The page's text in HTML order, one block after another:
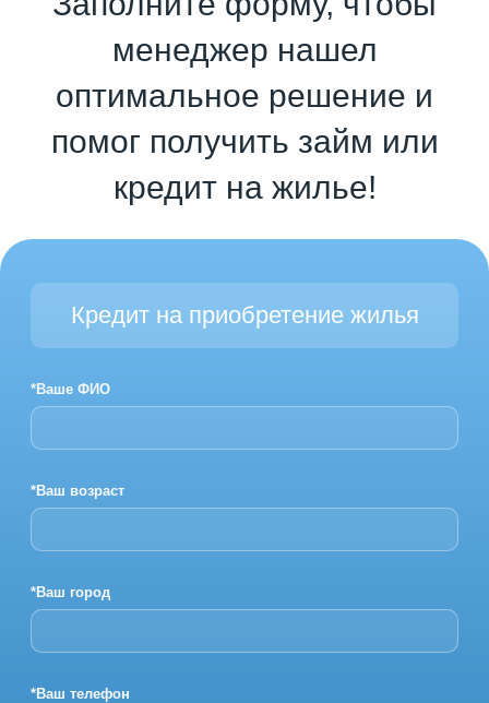
менеджер нашел
оптимальное решение и
помог получить займ или
кредит на жилье!
Кредит на приобретение жилья
*Ваше ФИО
*Ваш возраст
*Ваш город
*Ваш телефон